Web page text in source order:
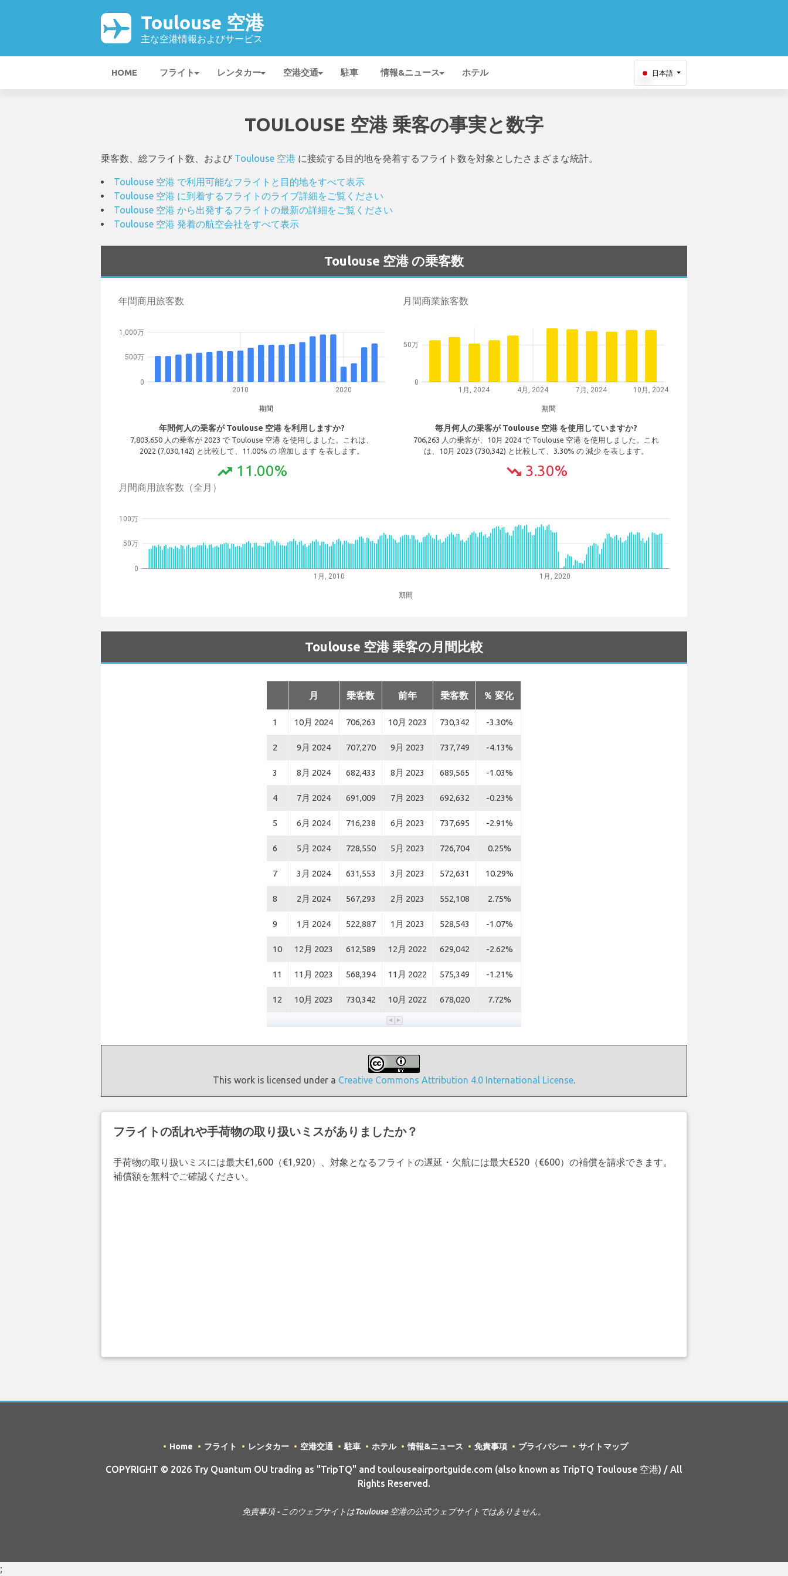
Toulouse 空港
主な空港情報およびサービス
HOME フライト レンタカー 空港交通 駐車 情報&ニュース ホテル 日本語
TOULOUSE 空港 乗客の事実と数字
乗客数、総フライト数、および Toulouse 空港 に接続する目的地を発着するフライト数を対象としたさまざまな統計。
Toulouse 空港 で利用可能なフライトと目的地をすべて表示
Toulouse 空港 に到着するフライトのライブ詳細をご覧ください
Toulouse 空港 から出発するフライトの最新の詳細をご覧ください
Toulouse 空港 発着の航空会社をすべて表示
Toulouse 空港 の乗客数
年間商用旅客数
2010 2020
期間
0
500万
1,000万
年間何人の乗客が Toulouse 空港 を利用しますか?
7,803,650 人の乗客が 2023 で Toulouse 空港 を使用しました。これは、
2022 (7,030,142) と比較して、11.00% の 増加します を表します。
trending_up 11.00%
月間商業旅客数
1月, 2024 4月, 2024 7月, 2024 10月, 2024
期間
0
50万
毎月何人の乗客が Toulouse 空港 を使用していますか?
706,263 人の乗客が、10月 2024 で Toulouse 空港 を使用しました。これ
は、10月 2023 (730,342) と比較して、3.30% の 減少 を表します。
trending_down 3.30%
月間商用旅客数（全月）
1月, 2010 1月, 2020
期間
0
50万
100万
Toulouse 空港 乗客の月間比較
月 乗客数 前年 乗客数 ％ 変化
1 10月 2024 706,263 10月 2023 730,342 -3.30%
2 9月 2024 707,270 9月 2023 737,749 -4.13%
3 8月 2024 682,433 8月 2023 689,565 -1.03%
4 7月 2024 691,009 7月 2023 692,632 -0.23%
5 6月 2024 716,238 6月 2023 737,695 -2.91%
6 5月 2024 728,550 5月 2023 726,704 0.25%
7 3月 2024 631,553 3月 2023 572,631 10.29%
8 2月 2024 567,293 2月 2023 552,108 2.75%
9 1月 2024 522,887 1月 2023 528,543 -1.07%
10 12月 2023 612,589 12月 2022 629,042 -2.62%
11 11月 2023 568,394 11月 2022 575,349 -1.21%
12 10月 2023 730,342 10月 2022 678,020 7.72%
This work is licensed under a Creative Commons Attribution 4.0 International License.
フライトの乱れや手荷物の取り扱いミスがありましたか？
手荷物の取り扱いミスには最大£1,600（€1,920）、対象となるフライトの遅延・欠航には最大£520（€600）の補償を請求できます。
補償額を無料でご確認ください。
Home フライト レンタカー 空港交通 駐車 ホテル 情報&ニュース 免責事項 プライバシー サイトマップ
COPYRIGHT © 2026 Try Quantum OU trading as "TripTQ" and toulouseairportguide.com (also known as TripTQ Toulouse 空港) / All
Rights Reserved.
免責事項 - このウェブサイトはToulouse 空港の公式ウェブサイトではありません。
;